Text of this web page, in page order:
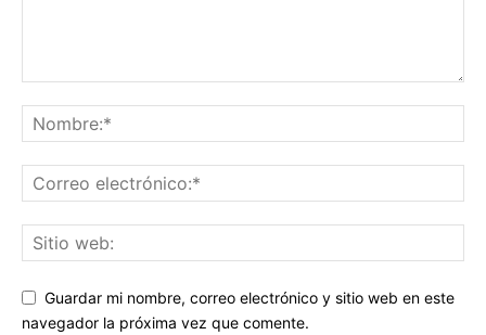
Guardar mi nombre, correo electrónico y sitio web en este
navegador la próxima vez que comente.